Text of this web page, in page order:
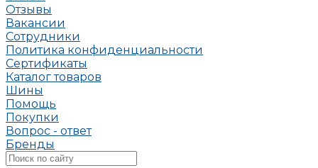
Отзывы
Вакансии
Сотрудники
Политика конфиденциальности
Сертификаты
Каталог товаров
Шины
Помощь
Покупки
Вопрос - ответ
Бренды